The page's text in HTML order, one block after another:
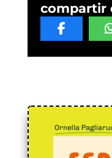
compartir